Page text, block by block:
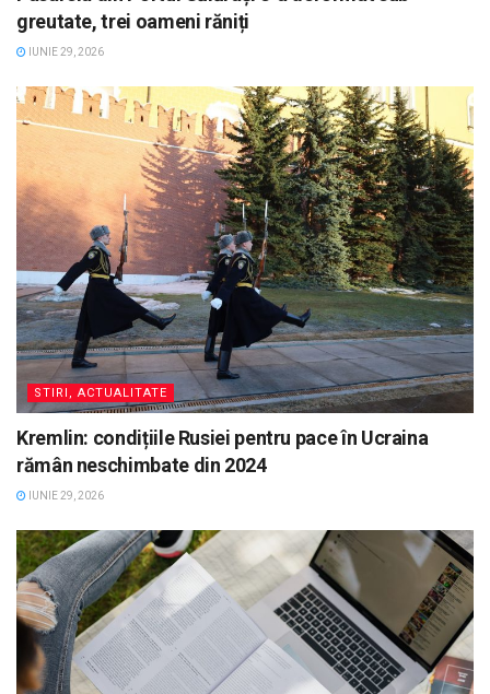
greutate, trei oameni răniți
IUNIE 29, 2026
STIRI, ACTUALITATE
Kremlin: condițiile Rusiei pentru pace în Ucraina
rămân neschimbate din 2024
IUNIE 29, 2026